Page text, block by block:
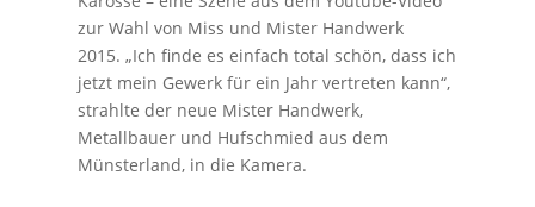
zur Wahl von Miss und Mister Handwerk
2015. „Ich finde es einfach total schön, dass ich
jetzt mein Gewerk für ein Jahr vertreten kann“,
strahlte der neue Mister Handwerk,
Metallbauer und Hufschmied aus dem
Münsterland, in die Kamera.